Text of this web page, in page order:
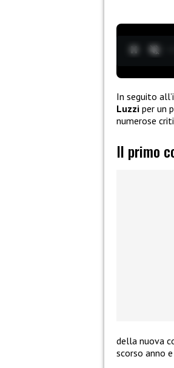
In seguito
Luzzi per un
numerose
Il primo
della nuova
scorso anno